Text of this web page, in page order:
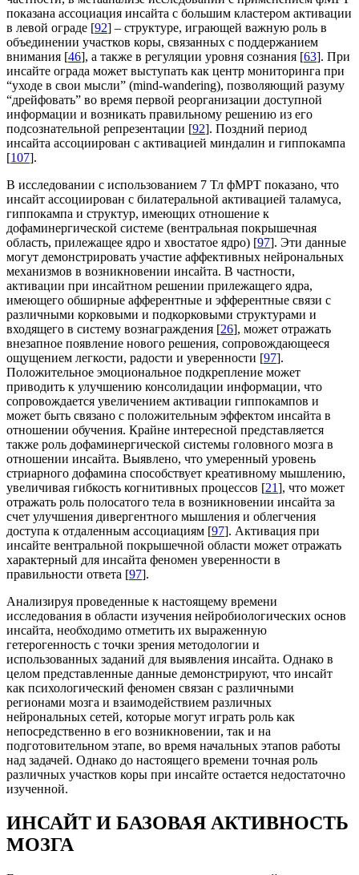
показана ассоциация инсайта с большим кластером активации
в левой ограде [92] – структуре, играющей важную роль в
объединении участков коры, связанных с поддержанием
внимания [46], а также в регуляции уровня сознания [63]. При
инсайте ограда может выступать как центр мониторинга при
“уходе в свои мысли” (mind-wandering), позволяющий разуму
“дрейфовать” во время первой реорганизации доступной
информации и возникать правильному решению из его
подсознательной репрезентации [92]. Поздний период
инсайта ассоциирован с активацией миндалин и гиппокампа
[107].
В исследовании с использованием 7 Тл фМРТ показано, что
инсайт ассоциирован с билатеральной активацией таламуса,
гиппокампа и структур, имеющих отношение к
дофаминергической системе (вентральная покрышечная
область, прилежащее ядро и хвостатое ядро) [97]. Эти данные
могут демонстрировать участие аффективных нейрональных
механизмов в возникновении инсайта. В частности,
активации при инсайтном решении прилежащего ядра,
имеющего обширные афферентные и эфферентные связи с
различными корковыми и подкорковыми структурами и
входящего в систему вознаграждения [26], может отражать
внезапное появление нового решения, сопровождающееся
ощущением легкости, радости и уверенности [97].
Положительное эмоциональное подкрепление может
приводить к улучшению консолидации информации, что
сопровождается увеличением активации гиппокампов и
может быть связано с положительным эффектом инсайта в
отношении обучения. Крайне интересной представляется
также роль дофаминергической системы головного мозга в
отношении инсайта. Выявлено, что умеренный уровень
стриарного дофамина способствует креативному мышлению,
увеличивая гибкость когнитивных процессов [21], что может
отражать роль полосатого тела в возникновении инсайта за
счет улучшения дивергентного мышления и облегчения
доступа к отдаленным ассоциациям [97]. Активация при
инсайте вентральной покрышечной области может отражать
характерный для инсайта феномен уверенности в
правильности ответа [97].
Анализируя проведенные к настоящему времени
исследования в области изучения нейробиологических основ
инсайта, необходимо отметить их выраженную
гетерогенность с точки зрения методологии и
использованных заданий для выявления инсайта. Однако в
целом представленные данные демонстрируют, что инсайт
как психологический феномен связан с различными
регионами мозга и взаимодействием различных
нейрональных сетей, которые могут играть роль как
непосредственно в его возникновении, так и на
подготовительном этапе, во время начальных этапов работы
над задачей. Однако до настоящего времени точная роль
различных участков коры при инсайте остается недостаточно
изученной.
ИНСАЙТ И БАЗОВАЯ АКТИВНОСТЬ
МОЗГА